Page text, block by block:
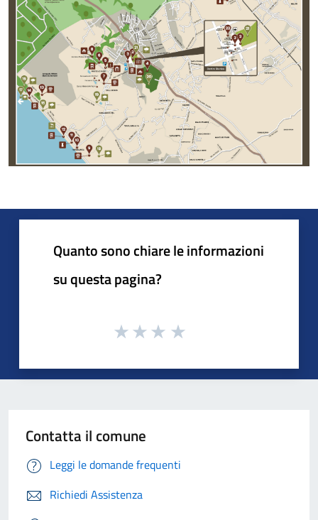
Quanto sono chiare le informazioni
su questa pagina?
Contatta il comune
Leggi le domande frequenti
Richiedi Assistenza